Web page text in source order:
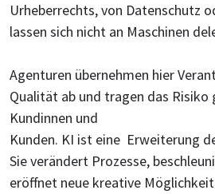
Urheberrechts, von Datenschutz
lassen sich nicht an Maschinen
Agenturen übernehmen hier
Qualität ab und tragen das Risiko
Kundinnen und
Kunden. KI ist eine Erweiterung
Sie verändert Prozesse,
eröffnet neue kreative